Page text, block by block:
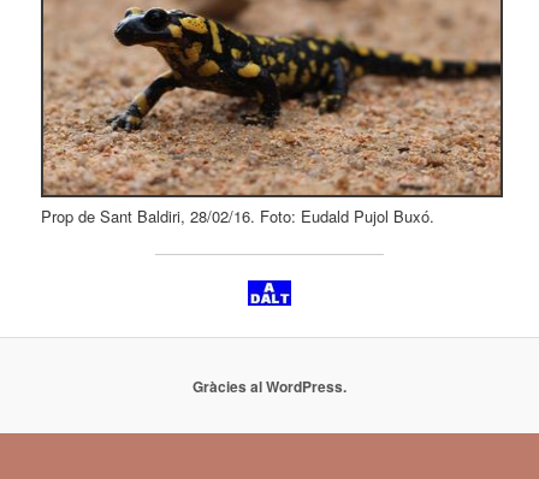
Prop de Sant Baldiri, 28/02/16. Foto: Eudald Pujol Buxó.
Gràcies al WordPress.